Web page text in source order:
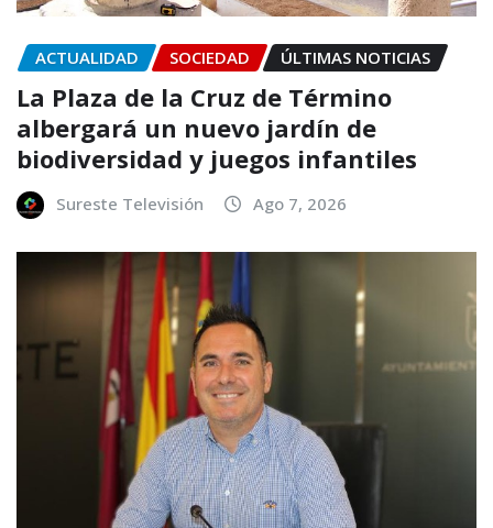
ACTUALIDAD SOCIEDAD ÚLTIMAS NOTICIAS
La Plaza de la Cruz de Término
albergará un nuevo jardín de
biodiversidad y juegos infantiles
Sureste Televisión Ago 7, 2026